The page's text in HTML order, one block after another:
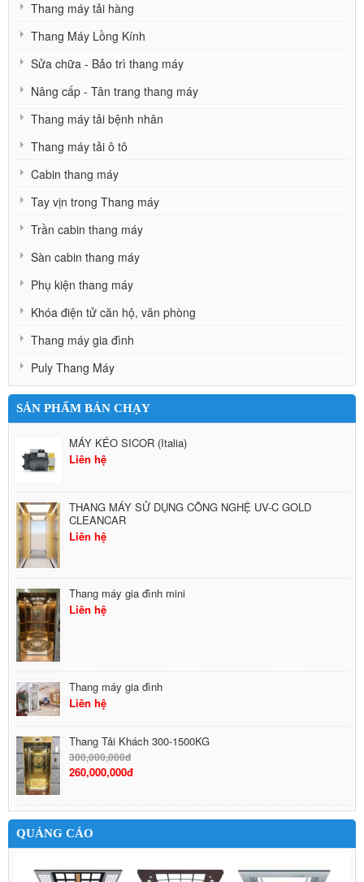
Thang máy tải hàng
Thang Máy Lồng Kính
Sửa chữa - Bảo trì thang máy
Nâng cấp - Tân trang thang máy
Thang máy tải bệnh nhân
Thang máy tải ô tô
Cabin thang máy
Tay vịn trong Thang máy
Trần cabin thang máy
Sàn cabin thang máy
Phụ kiện thang máy
Khóa điện tử căn hộ, văn phòng
Thang máy gia đình
Puly Thang Máy
SẢN PHẨM BÁN CHẠY
MÁY KÉO SICOR (Italia)
Liên hệ
THANG MÁY SỬ DỤNG CÔNG NGHỆ UV-C GOLD
CLEANCAR
Liên hệ
Thang máy gia đình mini
Liên hệ
Thang máy gia đình
Liên hệ
Thang Tải Khách 300-1500KG
300,000,000đ
260,000,000đ
QUẢNG CÁO